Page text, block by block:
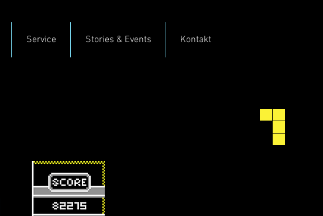
Service Stories & Events Kontakt